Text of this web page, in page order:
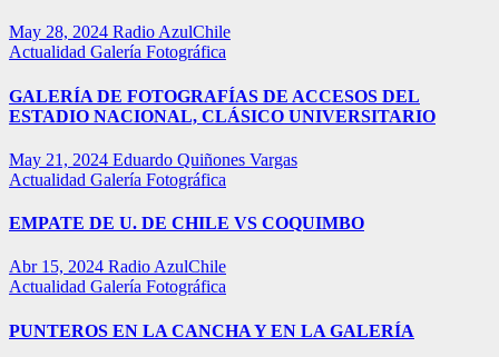
May 28, 2024 Radio AzulChile
Actualidad Galería Fotográfica
GALERÍA DE FOTOGRAFÍAS DE ACCESOS DEL
ESTADIO NACIONAL, CLÁSICO UNIVERSITARIO
May 21, 2024 Eduardo Quiñones Vargas
Actualidad Galería Fotográfica
EMPATE DE U. DE CHILE VS COQUIMBO
Abr 15, 2024 Radio AzulChile
Actualidad Galería Fotográfica
PUNTEROS EN LA CANCHA Y EN LA GALERÍA